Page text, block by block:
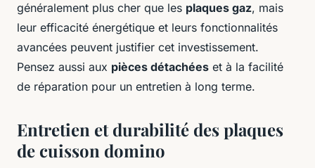
généralement plus cher que les plaques gaz, mais
leur efficacité énergétique et leurs fonctionnalités
avancées peuvent justifier cet investissement.
Pensez aussi aux pièces détachées et à la facilité
de réparation pour un entretien à long terme.
Entretien et durabilité des plaques
de cuisson domino